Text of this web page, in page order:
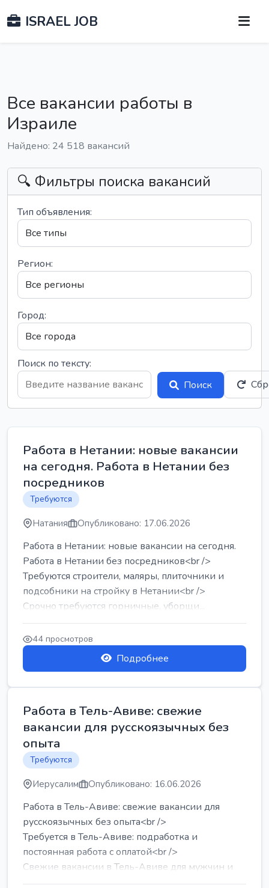
ISRAEL JOB
Все вакансии работы в
Израиле
Найдено: 24 518 вакансий
🔍 Фильтры поиска вакансий
Тип объявления:
Регион:
Город:
Поиск по тексту:
Поиск
Работа в Нетании: новые вакансии
на сегодня. Работа в Нетании без
посредников
Требуются
Натания Опубликовано: 17.06.2026
Работа в Нетании: новые вакансии на сегодня.
Работа в Нетании без посредников<br />
Требуются строители, маляры, плиточники и
подсобники на стройку в Нетании<br />
Срочно требуются горничные, уборщи...
44 просмотров
Подробнее
Работа в Тель-Авиве: свежие
вакансии для русскоязычных без
опыта
Требуются
Иерусалим Опубликовано: 16.06.2026
Работа в Тель-Авиве: свежие вакансии для
русскоязычных без опыта<br />
Требуется в Тель-Авиве: подработка и
постоянная работа с оплатой<br />
Свежие вакансии в Тель-Авиве для мужчин и
женщин от хозя...